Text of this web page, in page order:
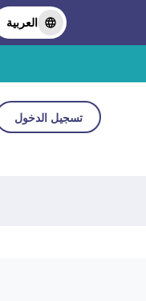
العربية
تسجيل الدخول